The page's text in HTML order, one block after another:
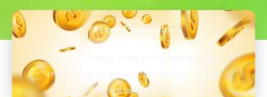
Priced Reasonably
Dengan harga yang bersahabat kami
memberikan pelayanan terbaik untuk
membantu Anda.